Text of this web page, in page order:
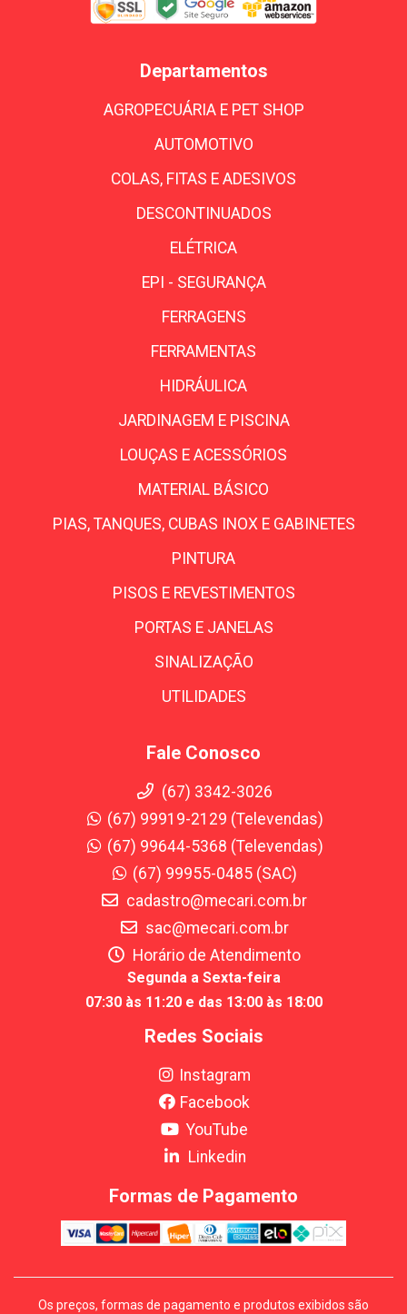
Departamentos
AGROPECUÁRIA E PET SHOP
AUTOMOTIVO
COLAS, FITAS E ADESIVOS
DESCONTINUADOS
ELÉTRICA
EPI - SEGURANÇA
FERRAGENS
FERRAMENTAS
HIDRÁULICA
JARDINAGEM E PISCINA
LOUÇAS E ACESSÓRIOS
MATERIAL BÁSICO
PIAS, TANQUES, CUBAS INOX E GABINETES
PINTURA
PISOS E REVESTIMENTOS
PORTAS E JANELAS
SINALIZAÇÃO
UTILIDADES
Fale Conosco
(67) 3342-3026
(67) 99919-2129 (Televendas)
(67) 99644-5368 (Televendas)
(67) 99955-0485 (SAC)
cadastro@mecari.com.br
sac@mecari.com.br
Horário de Atendimento
Segunda a Sexta-feira
07:30 às 11:20 e das 13:00 às 18:00
Redes Sociais
Instagram
Facebook
YouTube
Linkedin
Formas de Pagamento
Os preços, formas de pagamento e produtos exibidos são